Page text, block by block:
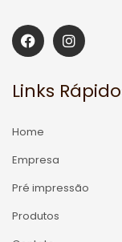
Links
Home
Empresa
Pré impressão
Produtos